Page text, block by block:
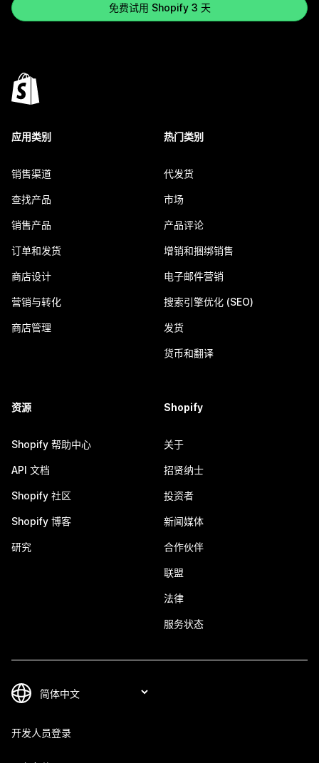
免费试用 Shopify 3 天
应用类别
销售渠道
查找产品
销售产品
订单和发货
商店设计
营销与转化
商店管理
热门类别
代发货
市场
产品评论
增销和捆绑销售
电子邮件营销
搜索引擎优化 (SEO)
发货
货币和翻译
资源
Shopify 帮助中心
API 文档
Shopify 社区
Shopify 博客
研究
Shopify
关于
招贤纳士
投资者
新闻媒体
合作伙伴
联盟
法律
服务状态
开发人员登录